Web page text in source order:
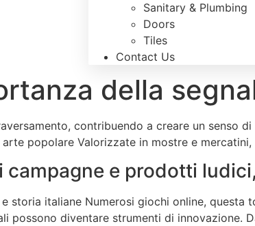
Sanitary & Plumbing
Doors
Tiles
Contact Us
della
contribuendo a creare un senso
popolare Valorizzate in mostre e
campagne e prodotti
storia italiane Numerosi giochi online, questa
possono diventare strumenti di innovazione.